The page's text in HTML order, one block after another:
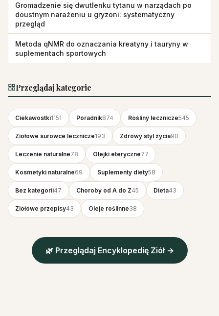
Gromadzenie się dwutlenku tytanu w narządach po
doustnym narażeniu u gryzoni: systematyczny
przegląd
Metoda qNMR do oznaczania kreatyny i tauryny w
suplementach sportowych
Przeglądaj kategorie
Ciekawostki1151 Poradnik874 Rośliny lecznicze545
Ziołowe surowce lecznicze193 Zdrowy styl życia90
Leczenie naturalne78 Olejki eteryczne77
Kosmetyki naturalne69 Suplementy diety58
Bez kategorii47 Choroby od A do Z45 Dieta43
Ziołowe przepisy43 Oleje roślinne38
🌿 Przeglądaj Encyklopedię Ziół →